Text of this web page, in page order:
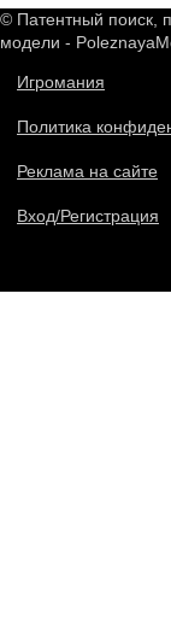
© Патентный поиск,
модели -
Игромания
Политика
Реклама на сайте
Вход/Регистрация